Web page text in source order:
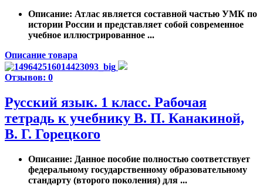
Описание: Атлас является составной частью УМК по
истории России и представляет собой современное
учебное иллюстрированное ...
Описание товара
Отзывов: 0
Русский язык. 1 класс. Рабочая
тетрадь к учебнику В. П. Канакиной,
В. Г. Горецкого
Описание: Данное пособие полностью соответствует
федеральному государственному образовательному
стандарту (второго поколения) для ...